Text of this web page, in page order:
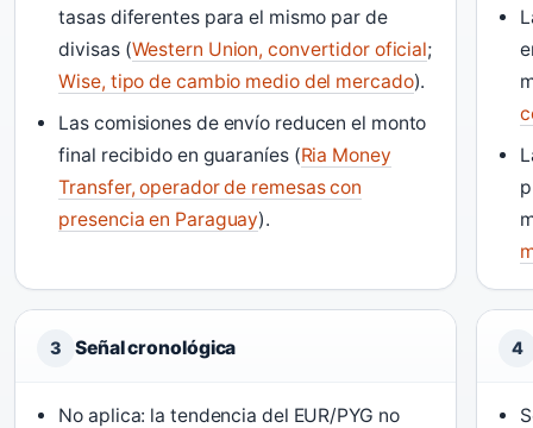
tasas diferentes para el mismo par de
divisas (Western Union, convertidor oficial;
Wise, tipo de cambio medio del mercado).
Las comisiones de envío reducen el monto
final recibido en guaraníes (Ria Money
Transfer, operador de remesas con
presencia en Paraguay).
3 Señal cronológica
No aplica: la tendencia del EUR/PYG no
4